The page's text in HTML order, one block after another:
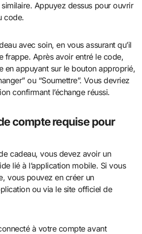
Appuyez dessus pour ouvrir
code.
avec soin, en vous assurant qu’il
frappe. Après avoir entré le code,
en appuyant sur le bouton approprié,
ou “Soumettre”. Vous devriez
confirmant l’échange réussi.
compte requise pour
cadeau, vous devez avoir un
lié à l’application mobile. Si vous
vous pouvez en créer un
ou via le site officiel de
à votre compte avant